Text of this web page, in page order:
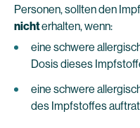
Personen, sollten den
nichterhalten, wenn:
eine schwere
Dosis dieses
eine schwere
des Impfstoffes auftrat